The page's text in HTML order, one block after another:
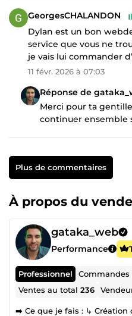
GeorgesCHALANDON
Dylan est un bon
service que vous ne
je vais lui commander
11 févr. 2026 à 07:03
Réponse de
Merci pour ta
continuer ensemble
Plus de commentaires
À propos du
gataka_web
Performance
Professionnel
Ventes au total236
➡️ Ce que je fais : ↳ Création